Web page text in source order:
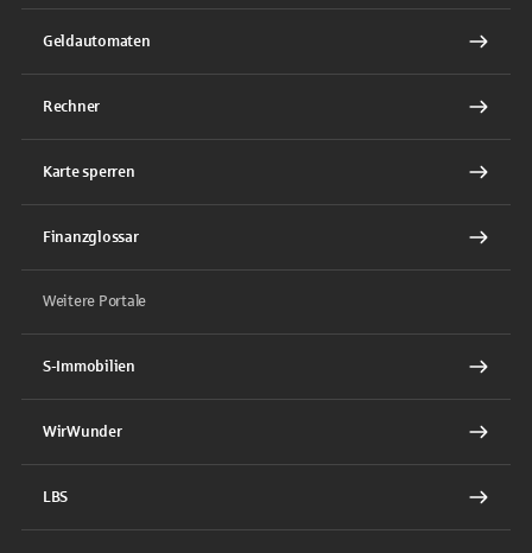
Geldautomaten
Rechner
Karte sperren
Finanzglossar
Weitere Portale
S-Immobilien
WirWunder
LBS